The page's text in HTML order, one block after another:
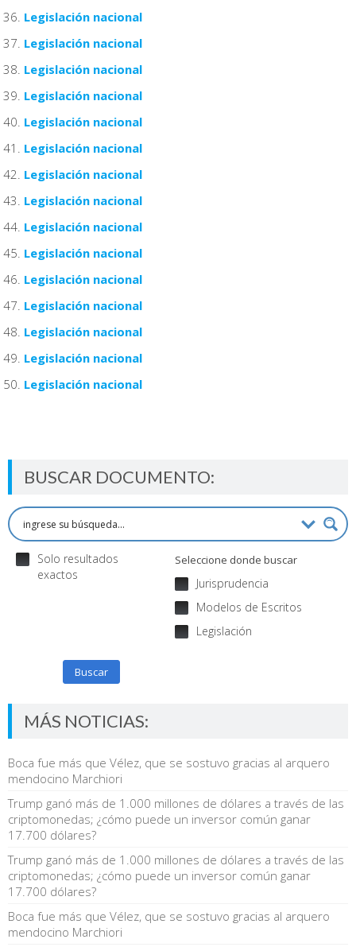
Legislación nacional
Legislación nacional
Legislación nacional
Legislación nacional
Legislación nacional
Legislación nacional
Legislación nacional
Legislación nacional
Legislación nacional
Legislación nacional
Legislación nacional
Legislación nacional
Legislación nacional
Legislación nacional
Legislación nacional
BUSCAR DOCUMENTO:
Solo resultados
exactos
Seleccione donde buscar
Jurisprudencia
Modelos de Escritos
Legislación
Buscar
MÁS NOTICIAS:
Boca fue más que Vélez, que se sostuvo gracias al arquero
mendocino Marchiori
Trump ganó más de 1.000 millones de dólares a través de las
criptomonedas; ¿cómo puede un inversor común ganar
17.700 dólares?
Trump ganó más de 1.000 millones de dólares a través de las
criptomonedas; ¿cómo puede un inversor común ganar
17.700 dólares?
Boca fue más que Vélez, que se sostuvo gracias al arquero
mendocino Marchiori